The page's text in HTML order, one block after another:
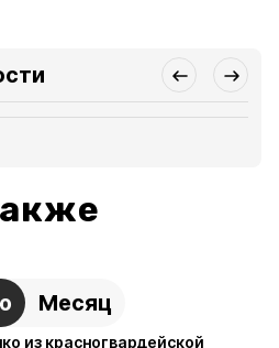
Месяц
из красногвардейской